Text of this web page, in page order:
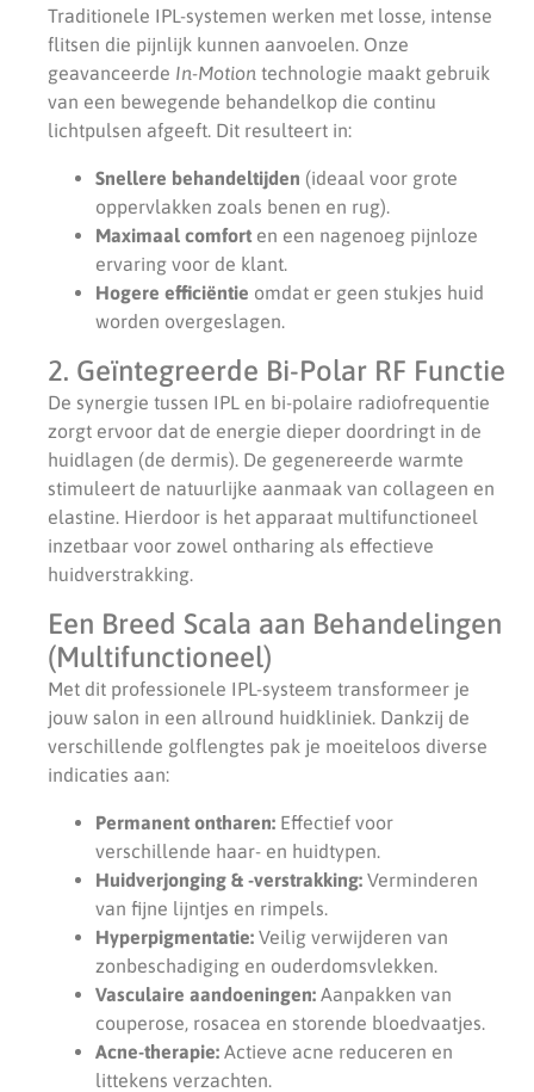
Traditionele IPL-systemen werken met losse, intense
flitsen die pijnlijk kunnen aanvoelen. Onze
geavanceerde In-Motion technologie maakt gebruik
van een bewegende behandelkop die continu
lichtpulsen afgeeft. Dit resulteert in:
Snellere behandeltijden (ideaal voor grote
oppervlakken zoals benen en rug).
Maximaal comfort en een nagenoeg pijnloze
ervaring voor de klant.
Hogere efficiëntie omdat er geen stukjes huid
worden overgeslagen.
2. Geïntegreerde Bi-Polar RF Functie
De synergie tussen IPL en bi-polaire radiofrequentie
zorgt ervoor dat de energie dieper doordringt in de
huidlagen (de dermis). De gegenereerde warmte
stimuleert de natuurlijke aanmaak van collageen en
elastine. Hierdoor is het apparaat multifunctioneel
inzetbaar voor zowel ontharing als effectieve
huidverstrakking.
Een Breed Scala aan Behandelingen
(Multifunctioneel)
Met dit professionele IPL-systeem transformeer je
jouw salon in een allround huidkliniek. Dankzij de
verschillende golflengtes pak je moeiteloos diverse
indicaties aan:
Permanent ontharen: Effectief voor
verschillende haar- en huidtypen.
Huidverjonging & -verstrakking: Verminderen
van fijne lijntjes en rimpels.
Hyperpigmentatie: Veilig verwijderen van
zonbeschadiging en ouderdomsvlekken.
Vasculaire aandoeningen: Aanpakken van
couperose, rosacea en storende bloedvaatjes.
Acne-therapie: Actieve acne reduceren en
littekens verzachten.